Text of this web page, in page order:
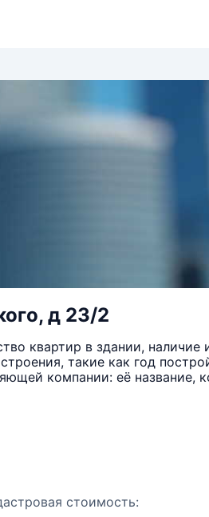
д 23/2
квартир в здании, наличие
такие как год
компании: её название,
стоимость: